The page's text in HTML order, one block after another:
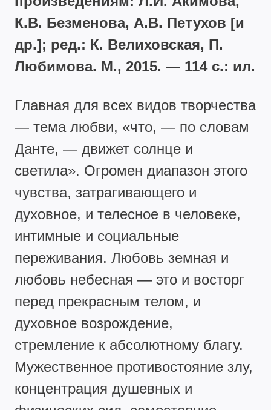
К.В. Безменова, А.В. Петухов [и
др.]; ред.: К. Велиховская, П.
Любимова. М., 2015. — 114 с.: ил.
Главная для всех видов творчества
— тема любви, «что, — по словам
Данте, — движет солнце и
светила». Огромен диапазон этого
чувства, затрагивающего и
духовное, и телесное в человеке,
интимные и социальные
переживания. Любовь земная и
любовь небесная — это и восторг
перед прекрасным телом, и
духовное возрождение,
стремление к абсолютному благу.
Мужественное противостояние злу,
концентрация душевных и